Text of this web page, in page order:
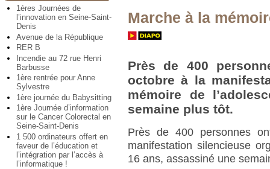
1ères Journées de
l’innovation en Seine-Saint-
Denis
Avenue de la République
RER B
Incendie au 72 rue Henri
Barbusse
1ère rentrée pour Anne
Sylvestre
1ère journée du Babysitting
1ère Journée d’information
sur le Cancer Colorectal en
Seine-Saint-Denis
1 500 ordinateurs offert en
faveur de l’éducation et
l’intégration par l’accès à
l’informatique !
Marche à la
Près de 400
octobre à la
mémoire de
semaine plus tôt.
Près de 400 personnes
manifestation silencieuse
16 ans, assassiné une